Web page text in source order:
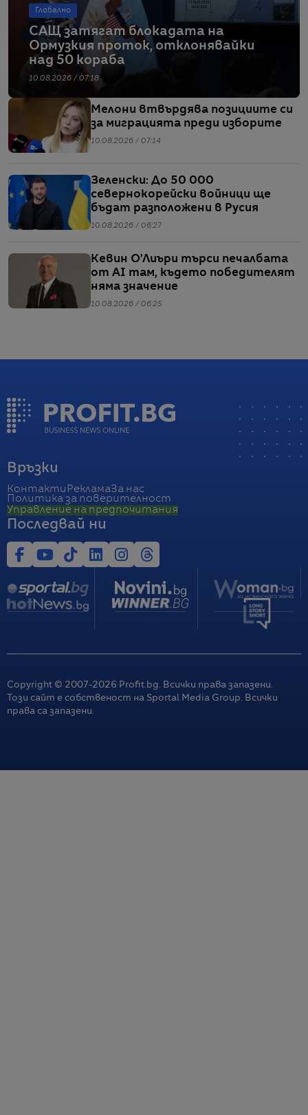
Глобално
САЩ затягат блокадата на
Ормузкия проток, отклонявайки
над 50 кораба
10.08.2026 / 07:18
Мелони втвърдява позициите си
за миграцията преди изборите
10.08.2026 / 07:14
Зеленски: До 50 000
севернокорейски войници ще
бъдат разположени в Русия
10.08.2026 / 06:27
Кевин О’Лиъри търси печалбата
от AI там, където победителят
няма значение
10.08.2026 / 06:25
Връзки
Контакти РекламаЗа нас
Политика за поверителност
Управление на предпочитания
Последвай ни
Copyright © 2007-2026 Profit.bg. Всички права запазени.
Този сайт е собственост на Sportal Media Group. Всички
права са запазени.